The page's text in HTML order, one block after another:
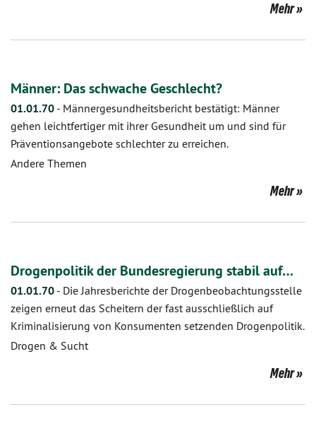
Mehr
Männer: Das schwache Geschlecht?
01.01.70 - Männergesundheitsbericht bestätigt: Männer
gehen leichtfertiger mit ihrer Gesundheit um und sind für
Präventionsangebote schlechter zu erreichen.
Andere Themen
Mehr
Drogenpolitik der Bundesregierung stabil auf…
01.01.70 - Die Jahresberichte der Drogenbeobachtungsstelle
zeigen erneut das Scheitern der fast ausschließlich auf
Kriminalisierung von Konsumenten setzenden Drogenpolitik.
Drogen & Sucht
Mehr